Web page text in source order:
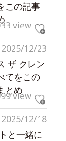
この記事
view
2025/12/23
ザ クレン
てをこの
とめview
2025/12/18
と一緒に